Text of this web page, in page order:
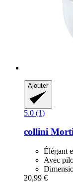
Ajouter
5.0 (1)
collini
Élégant
Avec
20,99 €